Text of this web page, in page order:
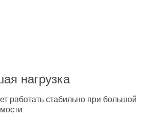
нагрузка
работать стабильно при большой